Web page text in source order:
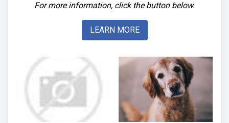
For more information, click the button below.
LEARN MORE